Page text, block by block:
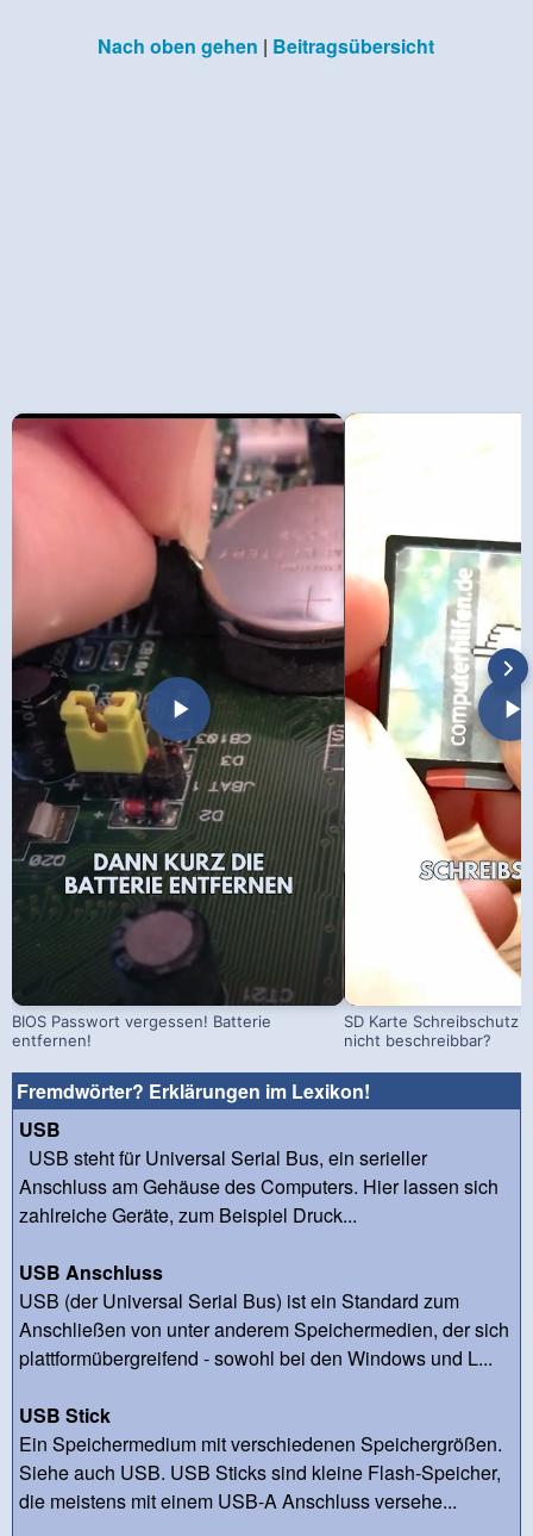
Nach oben gehen | Beitragsübersicht
BIOS Passwort vergessen! Batterie
entfernen!
SD Karte Schreibschutz
nicht beschreibbar?
Fremdwörter? Erklärungen im Lexikon!
USB
USB steht für Universal Serial Bus, ein serieller
Anschluss am Gehäuse des Computers. Hier lassen sich
zahlreiche Geräte, zum Beispiel Druck...
USB Anschluss
USB (der Universal Serial Bus) ist ein Standard zum
Anschließen von unter anderem Speichermedien, der sich
plattformübergreifend - sowohl bei den Windows und L...
USB Stick
Ein Speichermedium mit verschiedenen Speichergrößen.
Siehe auch USB. USB Sticks sind kleine Flash-Speicher,
die meistens mit einem USB-A Anschluss versehe...